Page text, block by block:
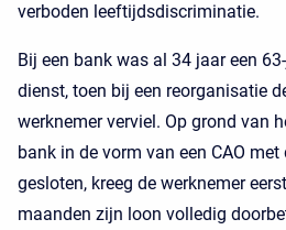
verboden leeftijdsdiscriminatie.
Bij een bank was al 34 jaar een
dienst, toen bij een reorganisatie
werknemer verviel. Op grond van
bank in de vorm van een CAO
gesloten, kreeg de werknemer
maanden zijn loon volledig